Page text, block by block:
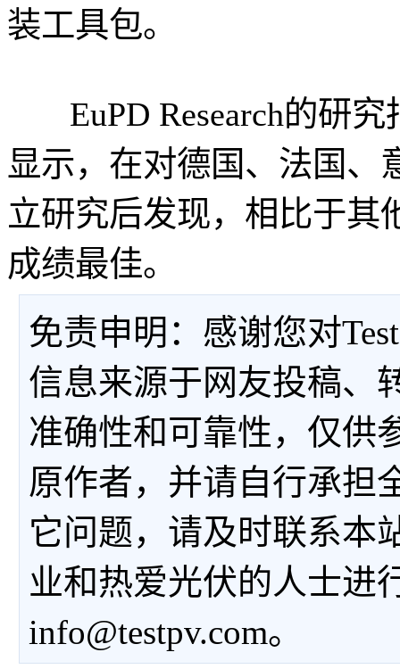
装工具包。
EuPD Research的研
显示，在对德国、法国、
立研究后发现，相比于其
成绩最佳。
免责申明：感谢您对
信息来源于网友投稿、
准确性和可靠性，仅供
原作者，并请自行承担
它问题，请及时联系本
业和热爱光伏的人士进
info@testpv.com。